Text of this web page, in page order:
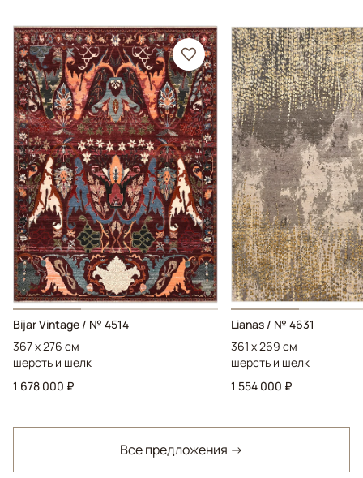
Bijar Vintage / № 4514
367 x 276 см
шерсть и шелк
1 678 000 ₽
Lianas / № 4631
361 x 269 см
шерсть и шелк
1 554 000 ₽
Все предложения →